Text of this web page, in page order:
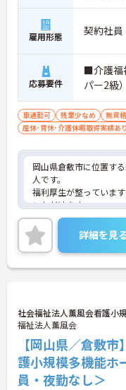
雇用形態 契約社員
応募要件
■介護福
パー2級
車通勤可 残業少なめ 無資
産休･育休･介護休暇取得実績あり
岡山県倉敷市に位置す
人です。
福利厚生が整っていま
いただけます。
残業はほぼなしとプラ
いです！
ご興味のある方には、
に詳細をお話しいたし
ださい。
詳細を見
社会福祉法人薫風会看護小
福祉法人薫風会
【岡山県／倉敷
護小規模多機能ホ
員・夜勤なし＞